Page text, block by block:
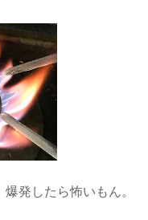
発したら怖いもん。